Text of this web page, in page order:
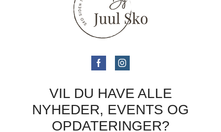
VIL DU HAVE ALLE
NYHEDER, EVENTS OG
OPDATERINGER?